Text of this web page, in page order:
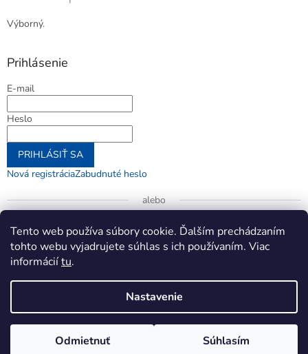
Tento web používa súbory cookie. Ďalším prechádzaním
tohto webu vyjadrujete súhlas s ich používaním. Viac
informáciítu.
Nastavenie
Odmietnuť Súhlasím
Výborný.
Prihlásenie
E-mail
Heslo
PRIHLÁSIŤ SA
Nová registráciaZabudnuté heslo
alebo
Prihlásiť sa cez Google
. Všetky práva vyhradené.